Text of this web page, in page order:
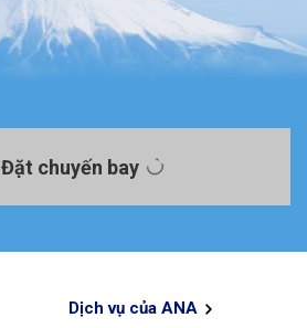
Đặt chuyến bay
Dịch vụ của ANA